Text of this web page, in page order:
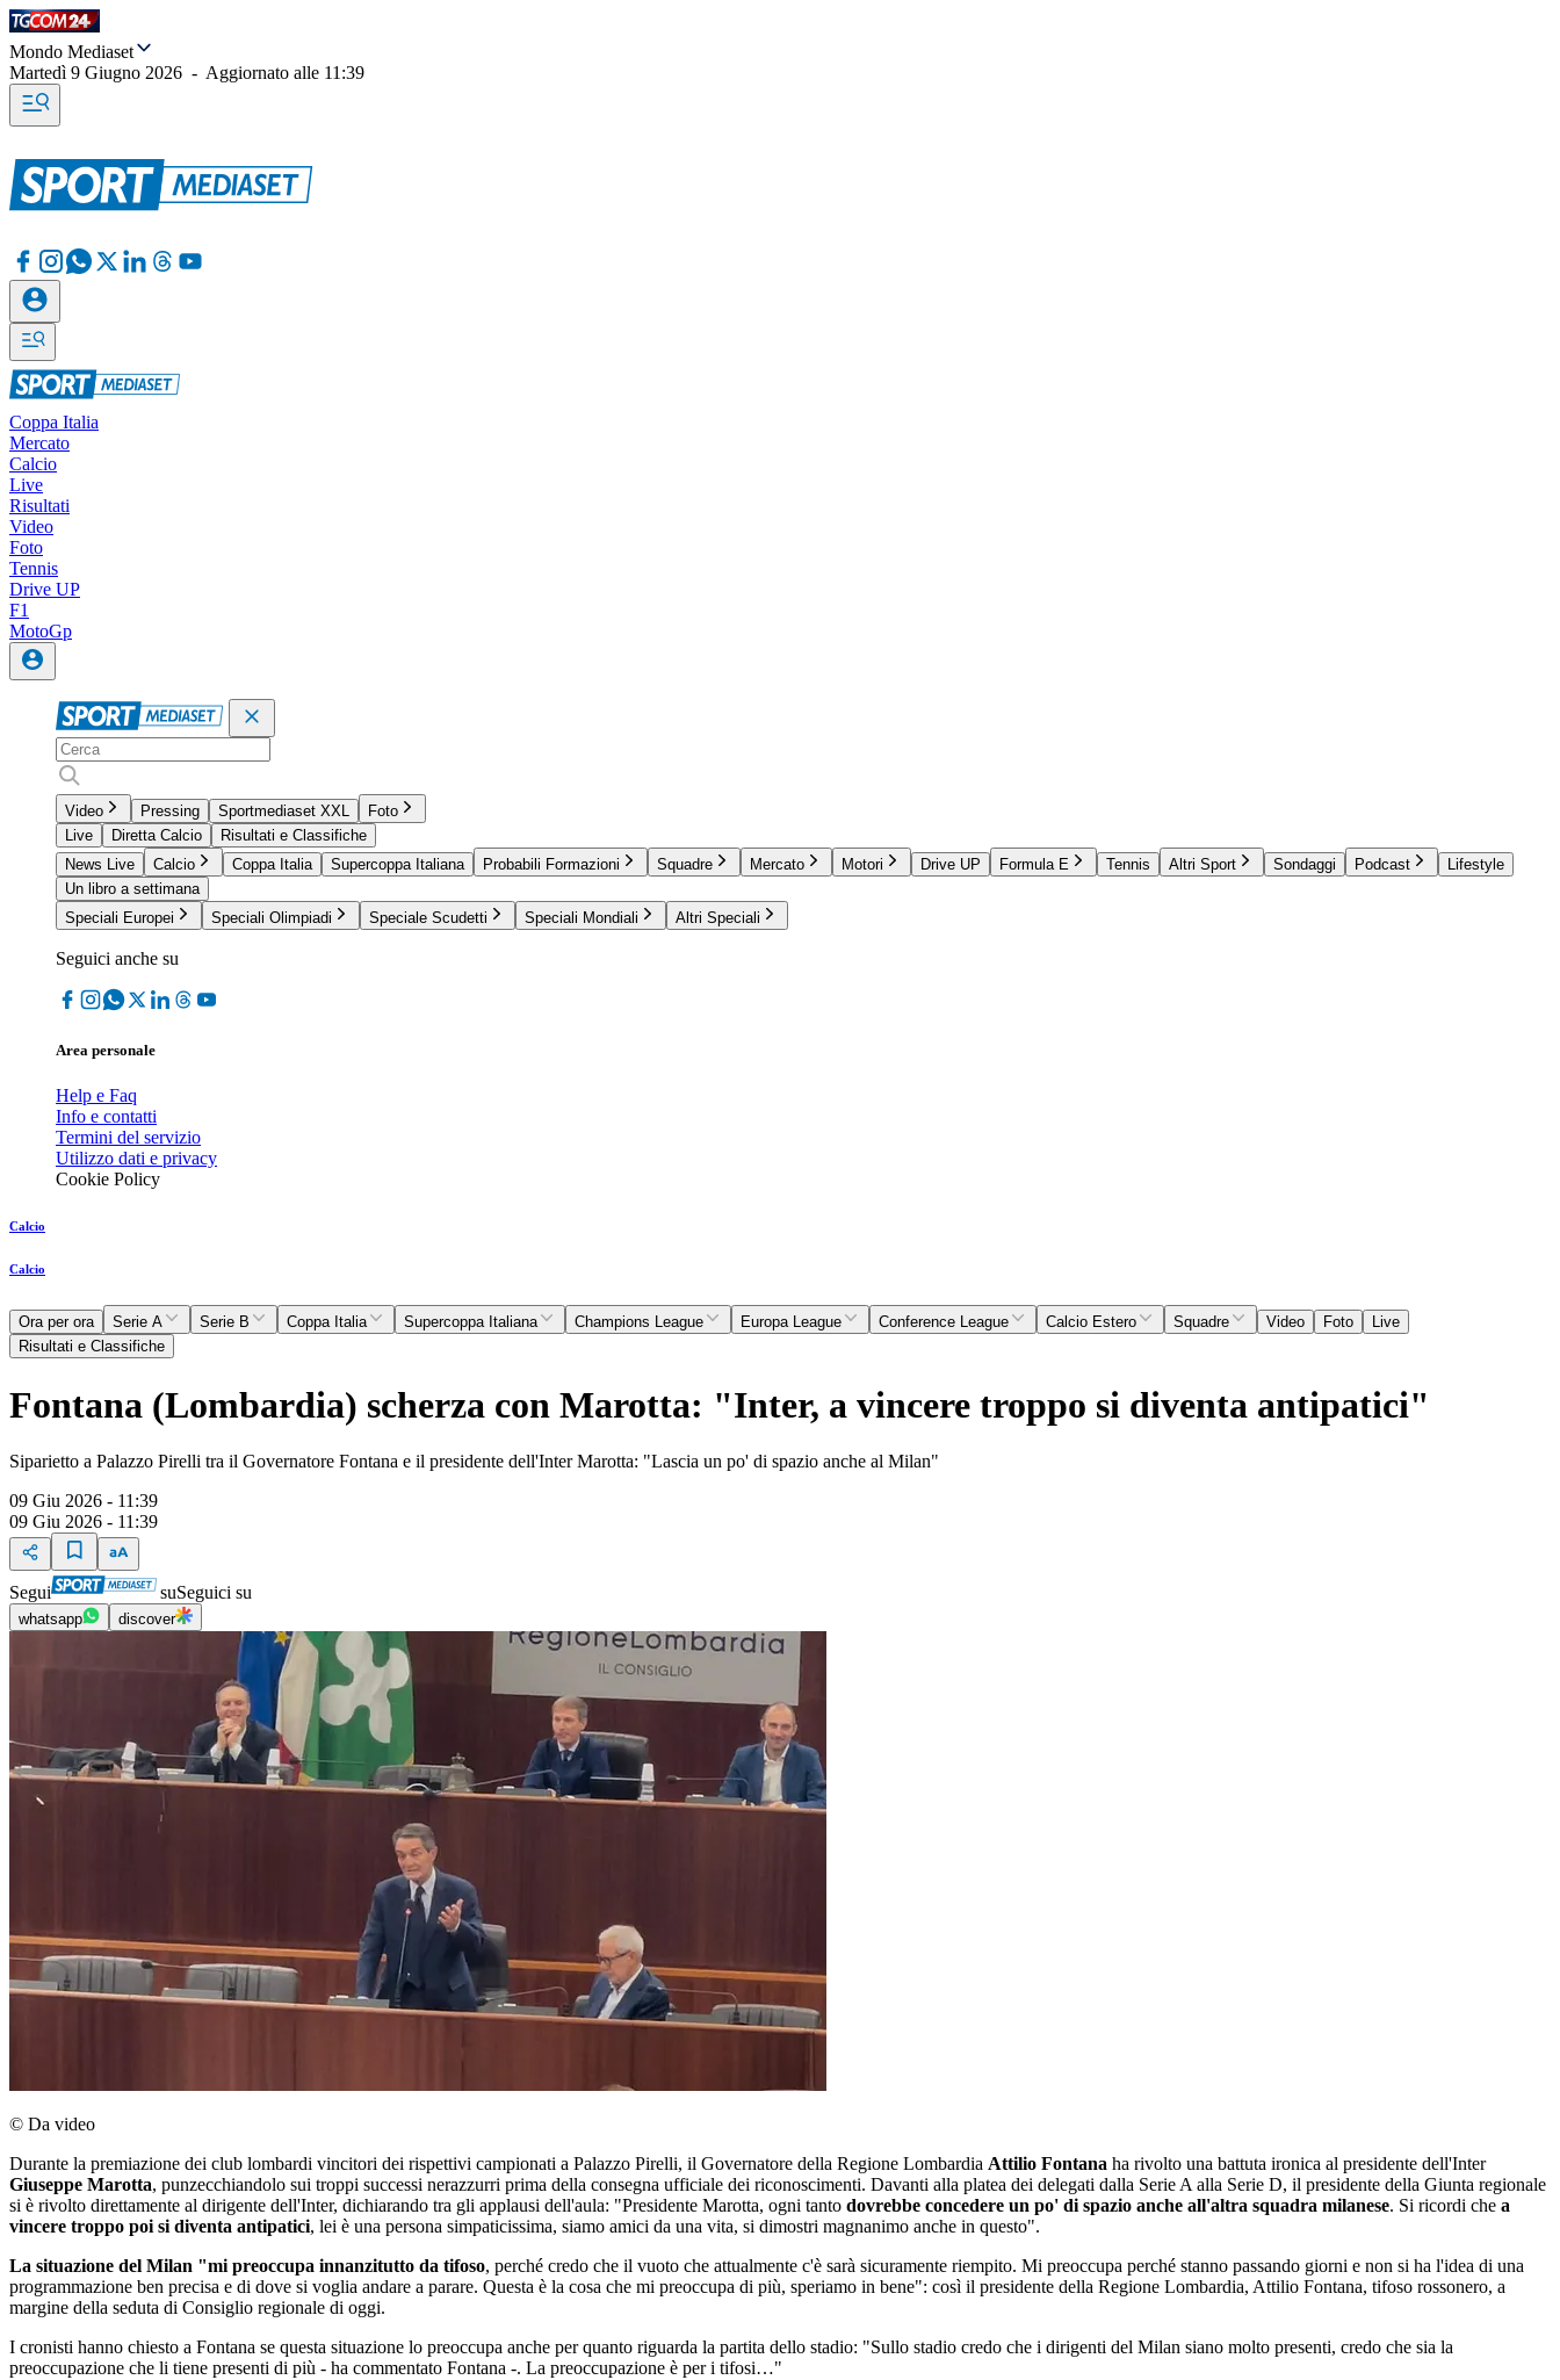
Mondo Mediaset
Martedì 9 Giugno 2026 - Aggiornato alle 11:39
Coppa Italia
Mercato
Calcio
Live
Risultati
Video
Foto
Tennis
Drive UP
F1
MotoGp
Video Pressing Sportmediaset XXL
Foto
Live
Diretta Calcio
Risultati e Classifiche
News Live
Calcio Coppa Italia Supercoppa Italiana Probabili Formazioni Squadre Mercato Motori Drive UP Formula E Tennis Altri Sport Sondaggi Podcast
Lifestyle
Un libro a settimana
Speciali Europei
Speciali Olimpiadi Speciale Scudetti Speciali Mondiali Altri Speciali
Seguici anche su
Area personale
Help e Faq
Info e contatti
Termini del servizio
Utilizzo dati e privacy
Cookie Policy
Calcio
Calcio
Ora per ora Serie A Serie B Coppa Italia Supercoppa Italiana Champions League Europa League Conference League Calcio Estero Squadre Video Foto
Live
Risultati e Classifiche
Fontana (Lombardia) scherza con Marotta: "Inter, a vincere troppo si diventa antipatici"
Siparietto a Palazzo Pirelli tra il Governatore Fontana e il presidente dell'Inter Marotta: "Lascia un po' di spazio anche al Milan"
09 Giu 2026 - 11:39
09 Giu 2026 - 11:39
Segui suSeguici su
whatsapp discover
© Da video
Durante la premiazione dei club lombardi vincitori dei rispettivi campionati a Palazzo Pirelli, il Governatore della Regione Lombardia Attilio Fontana ha rivolto una battuta ironica al presidente dell'Inter
Giuseppe Marotta, punzecchiandolo sui troppi successi nerazzurri prima della consegna ufficiale dei riconoscimenti. Davanti alla platea dei delegati dalla Serie A alla Serie D, il presidente della Giunta regionale
si è rivolto direttamente al dirigente dell'Inter, dichiarando tra gli applausi dell'aula: "Presidente Marotta, ogni tanto dovrebbe concedere un po' di spazio anche all'altra squadra milanese. Si ricordi che a
vincere troppo poi si diventa antipatici, lei è una persona simpaticissima, siamo amici da una vita, si dimostri magnanimo anche in questo".
La situazione del Milan "mi preoccupa innanzitutto da tifoso, perché credo che il vuoto che attualmente c'è sarà sicuramente riempito. Mi preoccupa perché stanno passando giorni e non si ha l'idea di una
programmazione ben precisa e di dove si voglia andare a parare. Questa è la cosa che mi preoccupa di più, speriamo in bene": così il presidente della Regione Lombardia, Attilio Fontana, tifoso rossonero, a
margine della seduta di Consiglio regionale di oggi.
I cronisti hanno chiesto a Fontana se questa situazione lo preoccupa anche per quanto riguarda la partita dello stadio: "Sullo stadio credo che i dirigenti del Milan siano molto presenti, credo che sia la
preoccupazione che li tiene presenti di più - ha commentato Fontana -. La preoccupazione è per i tifosi…"